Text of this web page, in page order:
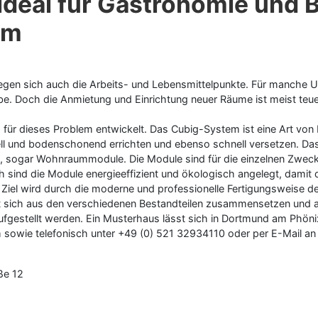
sich auch die Arbeits- und Lebensmittelpunkte. Für manche
Doch die Anmietung und Einrichtung neuer Räume ist meist
dieses Problem entwickelt. Das Cubig-System ist eine Art
und bodenschonend errichten und ebenso schnell versetzen.
Wohnraummodule. Die Module sind für die einzelnen
sind die Module energieeffizient und ökologisch angelegt,
wird durch die moderne und professionelle Fertigungsweise
aus den verschiedenen Bestandteilen zusammensetzen
werden. Ein Musterhaus lässt sich in Dortmund am
telefonisch unter +49 (0) 521 32934110 oder per E-Mail
12